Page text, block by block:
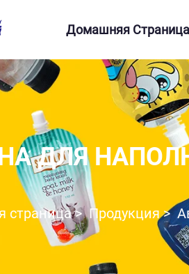
Домашняя Страница
ДЛЯ
страница>Продукция>